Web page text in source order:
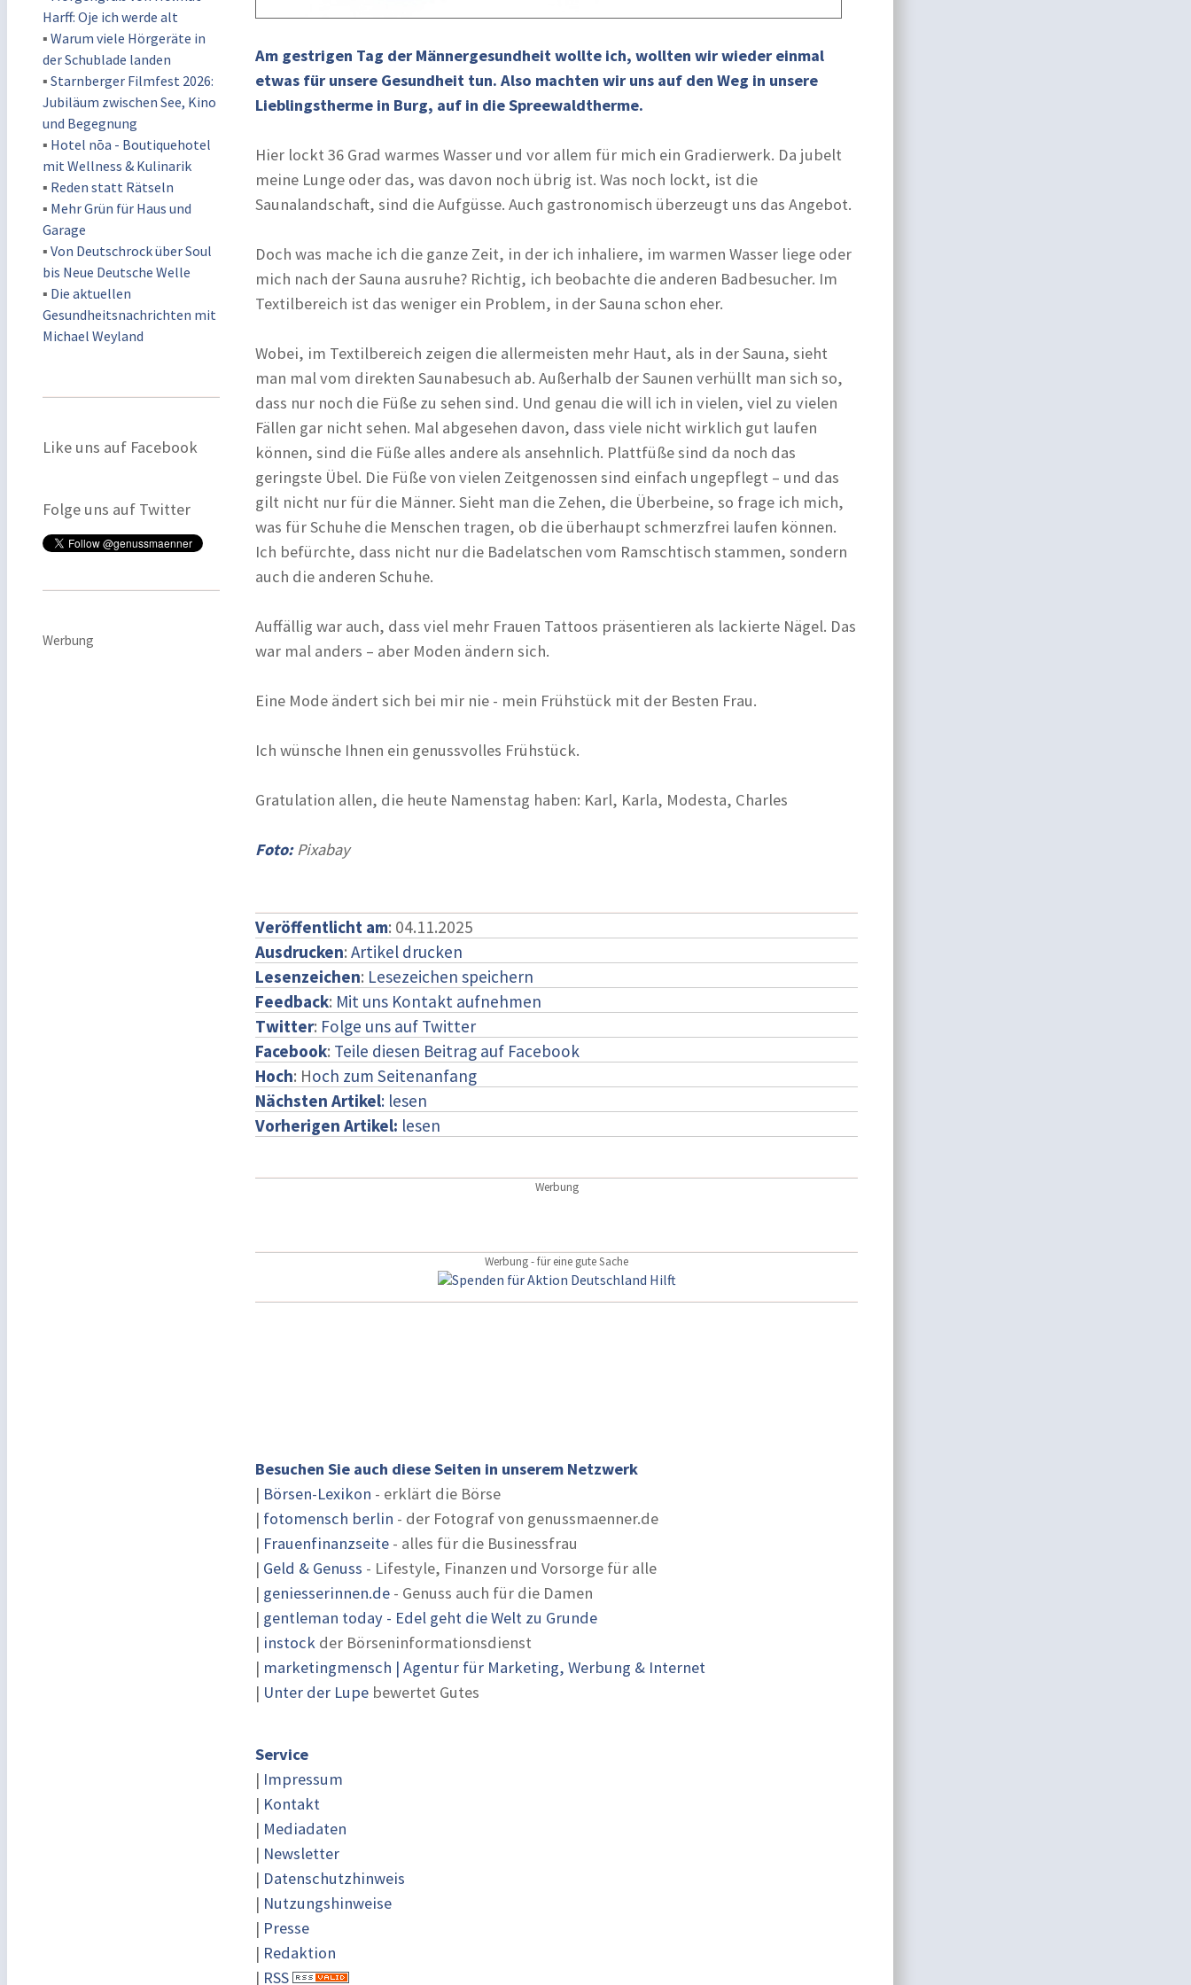
Harff: Oje ich werde alt
▪ Warum viele Hörgeräte in
der Schublade landen
▪ Starnberger Filmfest 2026:
Jubiläum zwischen See, Kino
und Begegnung
▪ Hotel nōa - Boutiquehotel
mit Wellness & Kulinarik
▪ Reden statt Rätseln
▪ Mehr Grün für Haus und
Garage
▪ Von Deutschrock über Soul
bis Neue Deutsche Welle
▪ Die aktuellen
Gesundheitsnachrichten mit
Michael Weyland
Like uns auf Facebook
Folge uns auf Twitter
Werbung
Am gestrigen Tag der Männergesundheit wollte ich, wollten wir wieder einmal
etwas für unsere Gesundheit tun. Also machten wir uns auf den Weg in unsere
Lieblingstherme in Burg, auf in die Spreewaldtherme.
Hier lockt 36 Grad warmes Wasser und vor allem für mich ein Gradierwerk. Da jubelt
meine Lunge oder das, was davon noch übrig ist. Was noch lockt, ist die
Saunalandschaft, sind die Aufgüsse. Auch gastronomisch überzeugt uns das Angebot.
Doch was mache ich die ganze Zeit, in der ich inhaliere, im warmen Wasser liege oder
mich nach der Sauna ausruhe? Richtig, ich beobachte die anderen Badbesucher. Im
Textilbereich ist das weniger ein Problem, in der Sauna schon eher.
Wobei, im Textilbereich zeigen die allermeisten mehr Haut, als in der Sauna, sieht
man mal vom direkten Saunabesuch ab. Außerhalb der Saunen verhüllt man sich so,
dass nur noch die Füße zu sehen sind. Und genau die will ich in vielen, viel zu vielen
Fällen gar nicht sehen. Mal abgesehen davon, dass viele nicht wirklich gut laufen
können, sind die Füße alles andere als ansehnlich. Plattfüße sind da noch das
geringste Übel. Die Füße von vielen Zeitgenossen sind einfach ungepflegt – und das
gilt nicht nur für die Männer. Sieht man die Zehen, die Überbeine, so frage ich mich,
was für Schuhe die Menschen tragen, ob die überhaupt schmerzfrei laufen können.
Ich befürchte, dass nicht nur die Badelatschen vom Ramschtisch stammen, sondern
auch die anderen Schuhe.
Auffällig war auch, dass viel mehr Frauen Tattoos präsentieren als lackierte Nägel. Das
war mal anders – aber Moden ändern sich.
Eine Mode ändert sich bei mir nie - mein Frühstück mit der Besten Frau.
Ich wünsche Ihnen ein genussvolles Frühstück.
Gratulation allen, die heute Namenstag haben: Karl, Karla, Modesta, Charles
Foto:Pixabay
Veröffentlicht am: 04.11.2025
Ausdrucken: Artikel drucken
Lesenzeichen: Lesezeichen speichern
Feedback: Mit uns Kontakt aufnehmen
Twitter: Folge uns auf Twitter
Facebook: Teile diesen Beitrag auf Facebook
Hoch: Hoch zum Seitenanfang
Nächsten Artikel: lesen
Vorherigen Artikel: lesen
Werbung
Werbung - für eine gute Sache
Besuchen Sie auch diese Seiten in unserem Netzwerk
| Börsen-Lexikon - erklärt die Börse
| fotomensch berlin - der Fotograf von genussmaenner.de
| Frauenfinanzseite - alles für die Businessfrau
| Geld & Genuss - Lifestyle, Finanzen und Vorsorge für alle
| geniesserinnen.de - Genuss auch für die Damen
| gentleman today - Edel geht die Welt zu Grunde
| instock der Börseninformationsdienst
| marketingmensch | Agentur für Marketing, Werbung & Internet
| Unter der Lupe bewertet Gutes
Service
| Impressum
| Kontakt
| Mediadaten
| Newsletter
| Datenschutzhinweis
| Nutzungshinweise
| Presse
| Redaktion
| RSS